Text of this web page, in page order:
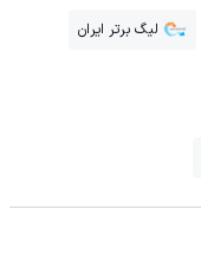
لیگ برتر ایران